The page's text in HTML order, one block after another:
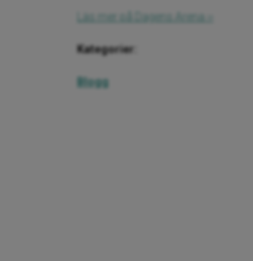
Läs mer på Dagens Arena ››
Kategorier:
Blogg